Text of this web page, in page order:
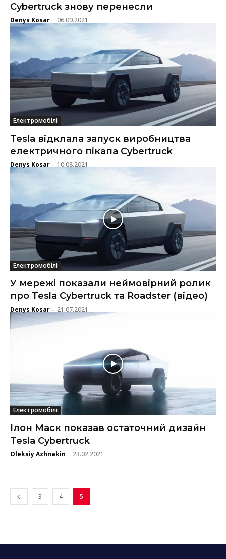
Cybertruck знову перенесли
Denys Kosar - 06.09.2021
Електромобілі
Tesla відклала запуск виробництва
електричного пікапа Cybertruck
Denys Kosar - 10.08.2021
Електромобілі
У мережі показали неймовірний ролик
про Tesla Cybertruck та Roadster (відео)
Denys Kosar - 21.07.2021
Електромобілі
Ілон Маск показав остаточний дизайн
Tesla Cybertruck
Oleksiy Azhnakin - 23.02.2021
3 4 5